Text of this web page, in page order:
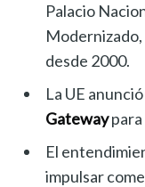
Palacio
desde 2000.
La UE
Gatewaypara
El
impulsar